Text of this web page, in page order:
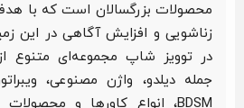
محصولات بزرگسالان است که با
زناشویی و افزایش آگاهی در این
در توویز شاپ مجموعه‌ای متنوع
جمله دیلدو، واژن مصنوعی،